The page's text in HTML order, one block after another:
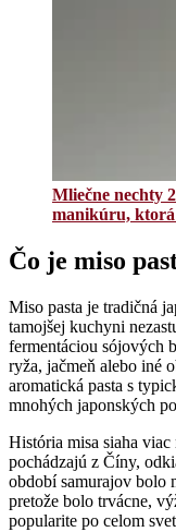
Mliečne nechty
manikúru,
Čo je miso
Miso pasta je tradičná
tamojšej kuchyni
fermentáciou sójových
ryža, jačmeň alebo iné
aromatická pasta s
mnohých japonských
História misa siaha
pochádzajú z Číny,
období samurajov bolo
pretože bolo trvácne,
popularite po celom